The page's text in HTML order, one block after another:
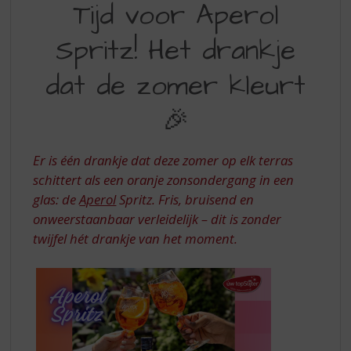
VOOR
APEROL
SPRITZ!
HET
DE
ZOMER
KLEURT
Tijd voor Aperol
Spritz! Het drankje
dat de zomer kleurt
🎉
Er is één drankje dat deze zomer op elk terras
schittert als een oranje zonsondergang in een
glas: deAperolSpritz. Fris, bruisend en
onweerstaanbaar verleidelijk – dit is zonder
twijfel hét drankje van het moment.